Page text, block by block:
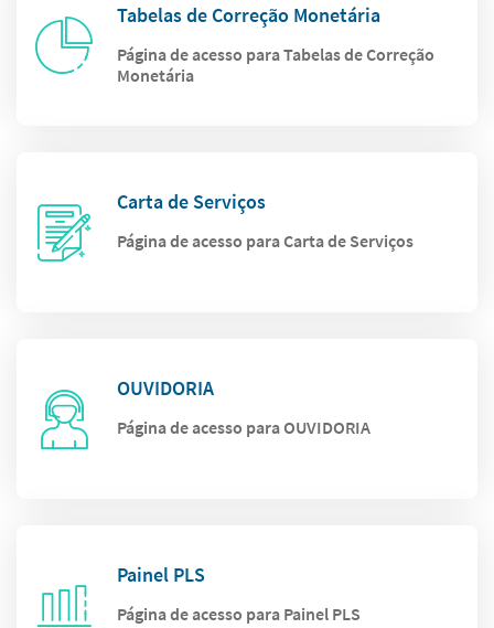
Tabelas de Correção Monetária
Página de acesso para Tabelas de Correção
Monetária
Carta de Serviços
Página de acesso para Carta de Serviços
OUVIDORIA
Página de acesso para OUVIDORIA
Painel PLS
Página de acesso para Painel PLS